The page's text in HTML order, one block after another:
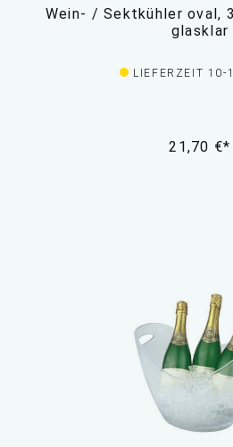
Wein- / Sektkühler oval,
glasklar
LIEFERZEIT 10-
21,70 €*